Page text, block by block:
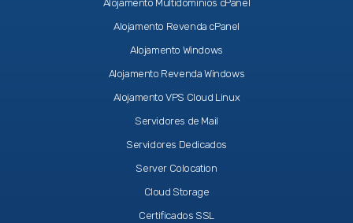
Alojamento Multidomínios cPanel
Alojamento Revenda cPanel
Alojamento Windows
Alojamento Revenda Windows
Alojamento VPS Cloud Linux
Servidores de Mail
Servidores Dedicados
Server Colocation
Cloud Storage
Certificados SSL